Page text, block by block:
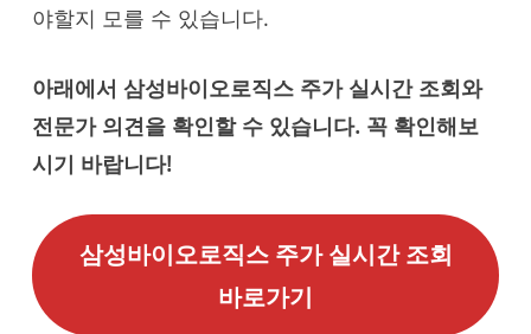
야할지 모를 수 있습니다.
아래에서 삼성바이오로직스 주가 실시간 조회와
전문가 의견을 확인할 수 있습니다. 꼭 확인해보
시기 바랍니다!
삼성바이오로직스 주가 실시간 조회
바로가기